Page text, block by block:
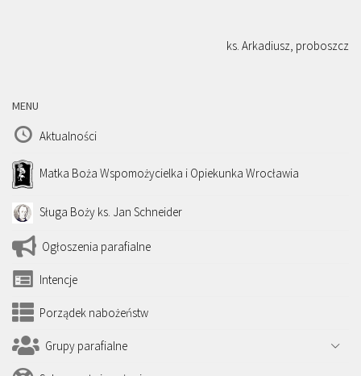
ks. Arkadiusz, proboszcz
MENU
Aktualności
Matka Boża Wspomożycielka i Opiekunka Wrocławia
Sługa Boży ks. Jan Schneider
Ogłoszenia parafialne
Intencje
Porządek nabożeństw
Grupy parafialne